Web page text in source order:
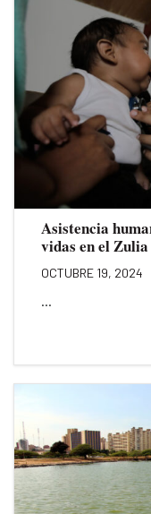
Asistencia
vidas en el Zulia
OCTUBRE 19, 2024
...